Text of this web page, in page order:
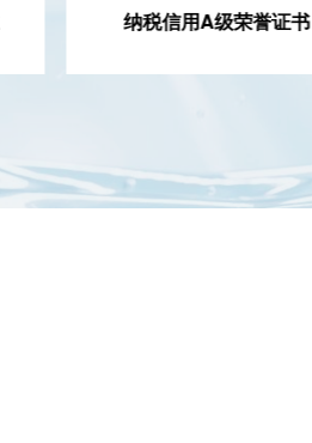
纳税信用A级荣誉证书